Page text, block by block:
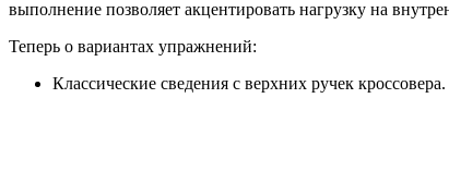
выполнение позволяет акцентировать нагрузку на
Теперь о вариантах упражнений:
Классические сведения с верхних ручек